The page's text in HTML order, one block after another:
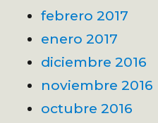
febrero 2017
enero 2017
diciembre 2016
noviembre 2016
octubre 2016